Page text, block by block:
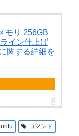
モリ 256GB
イン仕上げ
関する詳細を
コマンド